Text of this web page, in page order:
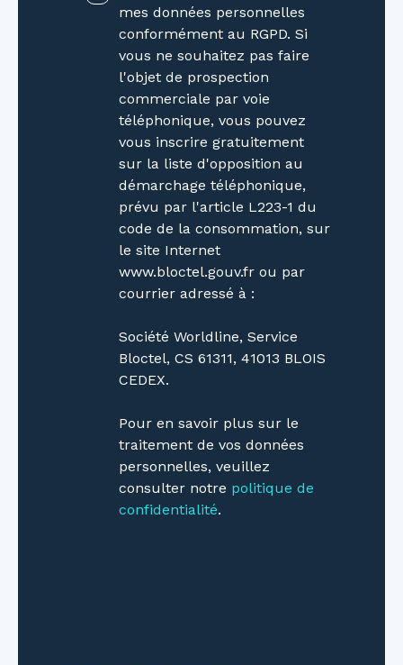
jardin, complète cet ensemble, vous offrant un
espace idéal pour profiter pleinement des
beaux jours. Caractéristiques techniques:
Fenêtres double vitrage et pour certaines en
survitrage , volets roulants, chauffage au fioul
ballon électrique récent de 2026, toiture et
façade en bon état, fibre optique. Absence
d'amiante, taxe foncière 1409 €. Travaux à
prévoir. Consommation énergie primaire : F -
326 kWh/m²/an. Émission de gaz à effet de
serre : F -86 kg co²/m²/an Montant estimé des
dépenses annuelles d'énergie pour un usage
standard : entre 1 800 € et 2 690 € sur l'année
2023 (abonnements compris). Votre conseiller
informations sur les risques auxquels ce bien
est exposé sont disponibles sur le site
Géorisques : www. georisques. gouv. fr. La
sous la responsabilité éditoriale de Mr Wernet
J Charles , entrepreneur individuel Agent
Commercial mandataire en immobilier
immatriculé au Registre Spécial des Agents
Commerciaux (RSAC) du Tribunal de
mes données personnelles
conformément au RGPD. Si
vous ne souhaitez pas faire
l'objet de prospection
commerciale par voie
téléphonique, vous pouvez
vous inscrire gratuitement
sur la liste d'opposition au
démarchage téléphonique,
prévu par l'article L223-1 du
code de la consommation, sur
le site Internet
www.bloctel.gouv.fr ou par
courrier adressé à :
Société Worldline, Service
Bloctel, CS 61311, 41013 BLOIS
CEDEX.
Pour en savoir plus sur le
traitement de vos données
personnelles, veuillez
consulter notre politique de
confidentialité.